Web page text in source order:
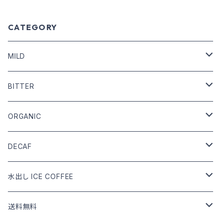
CATEGORY
MILD
COFFEE BEANS
DRIP COFFEE
DRIP COFFEE mix
BITTER
COFFEE BEANS
DRIP COFFEE
DRIP COFFEE mix
ORGANIC
COFFEE BEANS
DRIP COFFEE
DRIP COFFEE mix
DECAF
COFFEE BEANS
DRIP COFFEE
水出し ICE COFFEE
カフェインあり
送料無料